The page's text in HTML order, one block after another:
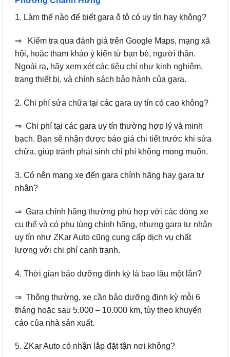
1. Làm thế nào để biết gara ô tô có uy tín hay không?
⇒ Kiểm tra qua đánh giá trên Google Maps, mạng xã
hội, hoặc tham khảo ý kiến từ bạn bè, người thân.
Ngoài ra, hãy xem xét các tiêu chí như kinh nghiệm,
trang thiết bị, và chính sách bảo hành của gara.
2. Chi phí sửa chữa tại các gara uy tín có cao không?
⇒ Chi phí tại các gara uy tín thường hợp lý và minh
bạch. Bạn sẽ nhận được báo giá chi tiết trước khi sửa
chữa, giúp tránh phát sinh chi phí không mong muốn.
3. Có nên mang xe đến gara chính hãng hay gara tư
nhân?
⇒ Gara chính hãng thường phù hợp với các dòng xe
cụ thể và có phụ tùng chính hãng, nhưng gara tư nhân
uy tín như ZKar Auto cũng cung cấp dịch vụ chất
lượng với chi phí cạnh tranh.
4. Thời gian bảo dưỡng định kỳ là bao lâu một lần?
⇒ Thông thường, xe cần bảo dưỡng định kỳ mỗi 6
tháng hoặc sau 5.000 – 10.000 km, tùy theo khuyến
cáo của nhà sản xuất.
5. ZKar Auto có nhận lắp đặt tận nơi không?